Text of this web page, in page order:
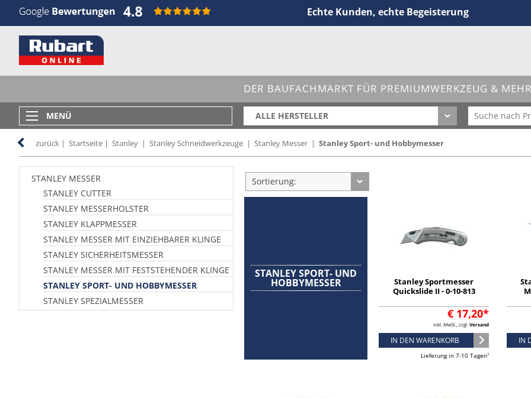
Echte Kunden, echte Begeisterung
DER BAUFACHMARKT FÜR PREMIUMWERKZEUG &
MENÜ ALLE HERSTELLER
zurück | Startseite | Stanley | Stanley Schneidwerkzeuge | Stanley Messer | Stanley Sport- und Hobbymesser
STANLEY MESSER
STANLEY CUTTER
STANLEY MESSERHOLSTER
STANLEY KLAPPMESSER
STANLEY MESSER MIT EINZIEHBARER KLINGE
STANLEY SICHERHEITSMESSER
STANLEY MESSER MIT FESTSTEHENDER KLINGE
STANLEY SPORT- UND HOBBYMESSER
STANLEY SPEZIALMESSER
Sortierung:
STANLEY SPORT- UND
HOBBYMESSER
Stanley Sportmesser
Quickslide II - 0-10-813
€ 17,20*
inkl. MwSt., zzgl. Versand
IN DEN WARENKORB
Lieferung in 7-10 Tagen¹
IN